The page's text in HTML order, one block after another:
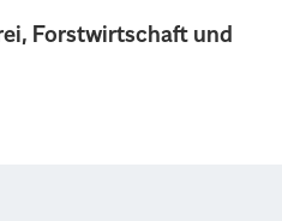
Forstwirtschaft und